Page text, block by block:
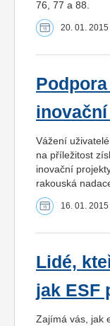
76, 77 a 88.
20. 01. 2015
Vážení
na příležitost
inovační
rakouská
16. 01. 2015
Lidé,
jak ESF
Zajímá vás, jak